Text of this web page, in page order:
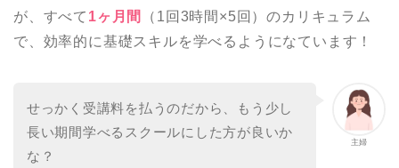
が、すべて 1ヶ月間
（1回3時間×5回）のカリキュラム
で、効率的に基礎スキルを学べるようになています！
主婦
せっかく受講料を払うのだから、もう少し
長い期間学べるスクールにした方が良いか
な？